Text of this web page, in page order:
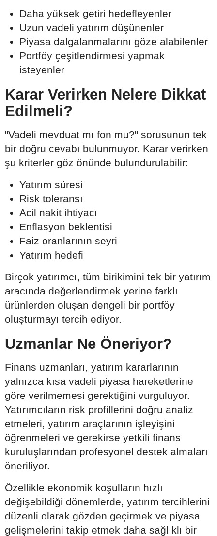
Daha yüksek getiri hedefleyenler
Uzun vadeli yatırım düşünenler
Piyasa dalgalanmalarını göze alabilenler
Portföy çeşitlendirmesi yapmak
isteyenler
Karar Verirken Nelere Dikkat
Edilmeli?
"Vadeli mevduat mı fon mu?" sorusunun tek
bir doğru cevabı bulunmuyor. Karar verirken
şu kriterler göz önünde bulundurulabilir:
Yatırım süresi
Risk toleransı
Acil nakit ihtiyacı
Enflasyon beklentisi
Faiz oranlarının seyri
Yatırım hedefi
Birçok yatırımcı, tüm birikimini tek bir yatırım
aracında değerlendirmek yerine farklı
ürünlerden oluşan dengeli bir portföy
oluşturmayı tercih ediyor.
Uzmanlar Ne Öneriyor?
Finans uzmanları, yatırım kararlarının
yalnızca kısa vadeli piyasa hareketlerine
göre verilmemesi gerektiğini vurguluyor.
Yatırımcıların risk profillerini doğru analiz
etmeleri, yatırım araçlarının işleyişini
öğrenmeleri ve gerekirse yetkili finans
kuruluşlarından profesyonel destek almaları
öneriliyor.
Özellikle ekonomik koşulların hızlı
değişebildiği dönemlerde, yatırım tercihlerini
düzenli olarak gözden geçirmek ve piyasa
gelişmelerini takip etmek daha sağlıklı bir